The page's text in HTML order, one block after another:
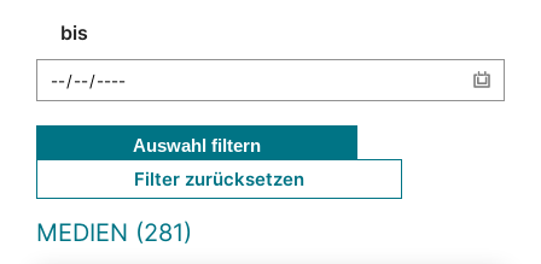
bis
Auswahl filtern
Filter zurücksetzen
MEDIEN (281)